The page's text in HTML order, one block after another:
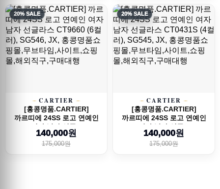
20% SALE
CARTIER
[홍콩명품.CARTIER]
까르띠에 24SS 로고 연예인
여자 남자 선글...
140,000원
175,000원
20% SALE
CARTIER
[홍콩명품.CARTIER]
까르띠에 24SS 로고 연예인
여자 남자 선글...
140,000원
175,000원